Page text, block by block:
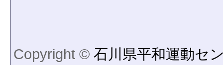
Copyright © 石川県平和運動セ